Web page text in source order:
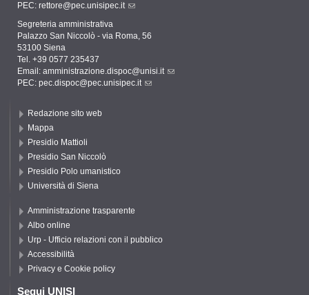
PEC: rettore@pec.unisipec.it
Segreteria amministrativa
Palazzo San Niccolò - via Roma, 56
53100 Siena
Tel. +39 0577 235437
Email: amministrazione.dispoc@unisi.it
PEC: pec.dispoc@pec.unisipec.it
Redazione sito web
Mappa
Presidio Mattioli
Presidio San Niccolò
Presidio Polo umanistico
Università di Siena
Amministrazione trasparente
Albo online
Urp - Ufficio relazioni con il pubblico
Accessibilità
Privacy e Cookie policy
Segui UNISI